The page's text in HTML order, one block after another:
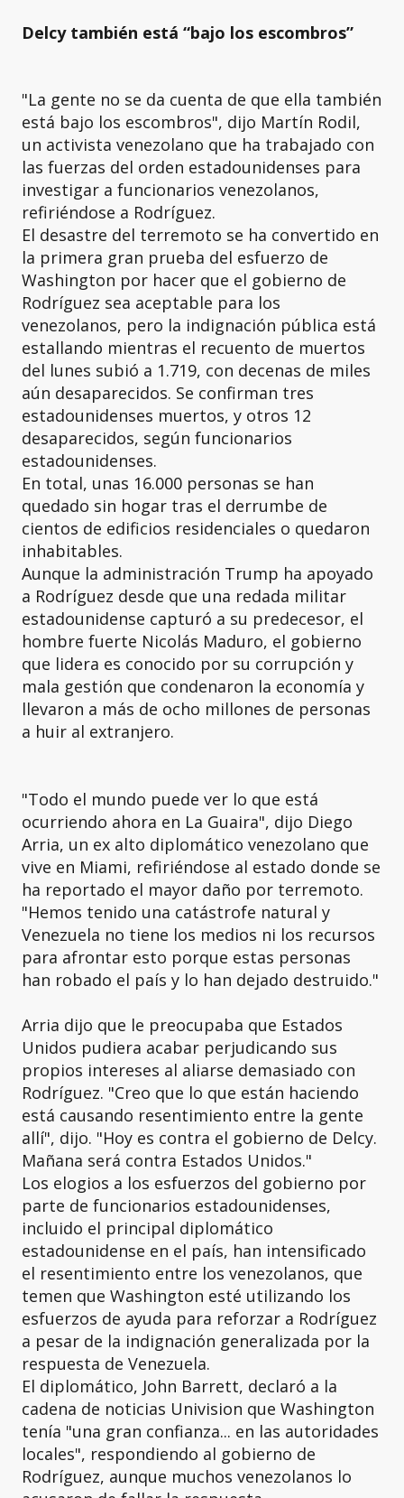
Delcy también está “bajo los escombros”
"La gente no se da cuenta de que ella también
está bajo los escombros", dijo Martín Rodil,
un activista venezolano que ha trabajado con
las fuerzas del orden estadounidenses para
investigar a funcionarios venezolanos,
refiriéndose a Rodríguez.
El desastre del terremoto se ha convertido en
la primera gran prueba del esfuerzo de
Washington por hacer que el gobierno de
Rodríguez sea aceptable para los
venezolanos, pero la indignación pública está
estallando mientras el recuento de muertos
del lunes subió a 1.719, con decenas de miles
aún desaparecidos. Se confirman tres
estadounidenses muertos, y otros 12
desaparecidos, según funcionarios
estadounidenses.
En total, unas 16.000 personas se han
quedado sin hogar tras el derrumbe de
cientos de edificios residenciales o quedaron
inhabitables.
Aunque la administración Trump ha apoyado
a Rodríguez desde que una redada militar
estadounidense capturó a su predecesor, el
hombre fuerte Nicolás Maduro, el gobierno
que lidera es conocido por su corrupción y
mala gestión que condenaron la economía y
llevaron a más de ocho millones de personas
a huir al extranjero.
"Todo el mundo puede ver lo que está
ocurriendo ahora en La Guaira", dijo Diego
Arria, un ex alto diplomático venezolano que
vive en Miami, refiriéndose al estado donde se
ha reportado el mayor daño por terremoto.
"Hemos tenido una catástrofe natural y
Venezuela no tiene los medios ni los recursos
para afrontar esto porque estas personas
han robado el país y lo han dejado destruido."
Arria dijo que le preocupaba que Estados
Unidos pudiera acabar perjudicando sus
propios intereses al aliarse demasiado con
Rodríguez. "Creo que lo que están haciendo
está causando resentimiento entre la gente
allí", dijo. "Hoy es contra el gobierno de Delcy.
Mañana será contra Estados Unidos."
Los elogios a los esfuerzos del gobierno por
parte de funcionarios estadounidenses,
incluido el principal diplomático
estadounidense en el país, han intensificado
el resentimiento entre los venezolanos, que
temen que Washington esté utilizando los
esfuerzos de ayuda para reforzar a Rodríguez
a pesar de la indignación generalizada por la
respuesta de Venezuela.
El diplomático, John Barrett, declaró a la
cadena de noticias Univision que Washington
tenía "una gran confianza... en las autoridades
locales", respondiendo al gobierno de
Rodríguez, aunque muchos venezolanos lo